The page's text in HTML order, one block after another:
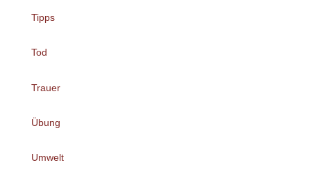
Tipps
Tod
Trauer
Übung
Umwelt